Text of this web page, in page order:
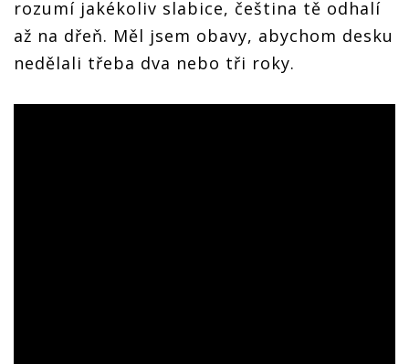
rozumí jakékoliv slabice, čeština tě odhalí
až na dřeň. Měl jsem obavy, abychom desku
nedělali třeba dva nebo tři roky.